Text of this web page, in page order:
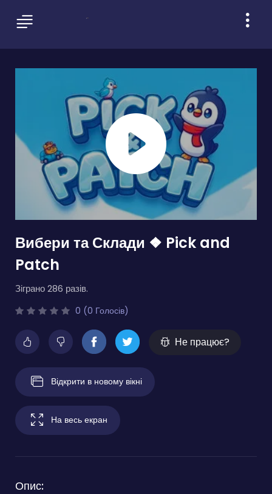
Вибери та Склади ❖ Pick and
Patch
Зіграно 286 разів.
0 (0 Голосів)
Не працює?
Відкрити в новому вікні
На весь екран
Опис: